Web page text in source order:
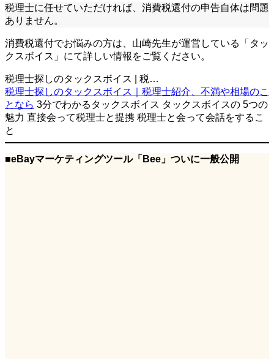
税理士に任せていただければ、消費税還付の申告自体は問題
ありません。
消費税還付でお悩みの方は、山崎先生が運営している「タッ
クスボイス」にて詳しい情報をご覧ください。
税理士探しのタックスボイス | 税…
税理士探しのタックスボイス｜税理士紹介、不満や相場のこ
となら 3分でわかるタックスボイス タックスボイスの 5つの
魅力 直接会って税理士と提携 税理士と会って会話をするこ
と
■eBayマーケティングツール「Bee」ついに一般公開